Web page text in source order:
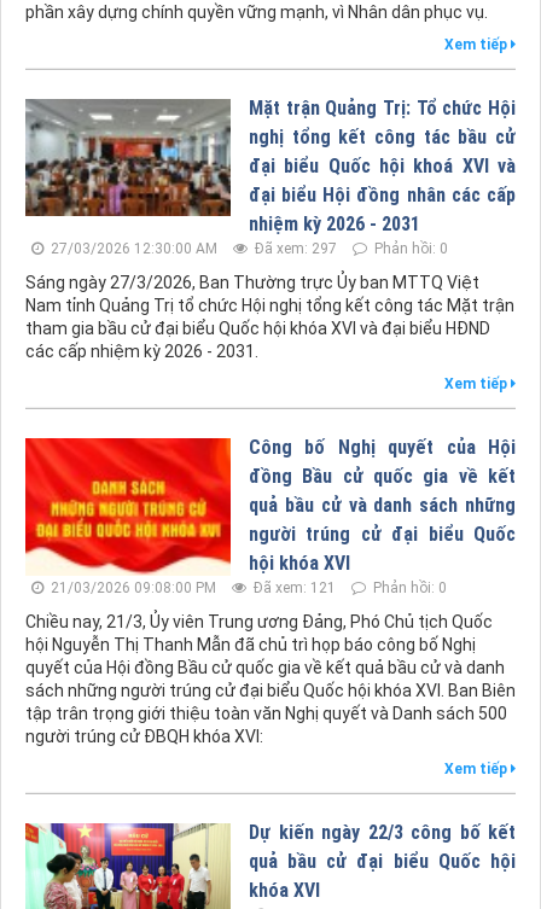
phần xây dựng chính quyền vững mạnh, vì Nhân dân phục vụ.
Xem tiếp
Mặt trận Quảng Trị: Tổ chức Hội
nghị tổng kết công tác bầu cử
đại biểu Quốc hội khoá XVI và
đại biểu Hội đồng nhân các cấp
nhiệm kỳ 2026 - 2031
27/03/2026 12:30:00 AM Đã xem: 297 Phản hồi: 0
Sáng ngày 27/3/2026, Ban Thường trực Ủy ban MTTQ Việt
Nam tỉnh Quảng Trị tổ chức Hội nghị tổng kết công tác Mặt trận
tham gia bầu cử đại biểu Quốc hội khóa XVI và đại biểu HĐND
các cấp nhiệm kỳ 2026 - 2031.
Xem tiếp
Công bố Nghị quyết của Hội
đồng Bầu cử quốc gia về kết
quả bầu cử và danh sách những
người trúng cử đại biểu Quốc
hội khóa XVI
21/03/2026 09:08:00 PM Đã xem: 121 Phản hồi: 0
Chiều nay, 21/3, Ủy viên Trung ương Đảng, Phó Chủ tịch Quốc
hội Nguyễn Thị Thanh Mẫn đã chủ trì họp báo công bố Nghị
quyết của Hội đồng Bầu cử quốc gia về kết quả bầu cử và danh
sách những người trúng cử đại biểu Quốc hội khóa XVI. Ban Biên
tập trân trọng giới thiệu toàn văn Nghị quyết và Danh sách 500
người trúng cử ĐBQH khóa XVI:
Xem tiếp
Dự kiến ngày 22/3 công bố kết
quả bầu cử đại biểu Quốc hội
khóa XVI